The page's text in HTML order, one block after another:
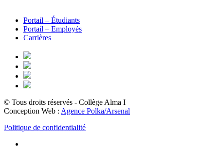
Portail – Étudiants
Portail – Employés
Carrières
© Tous droits réservés - Collège Alma I
Conception Web : Agence Polka/Arsenal
Politique de confidentialité